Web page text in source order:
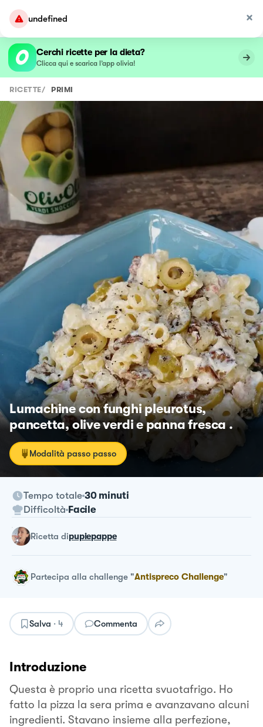
undefined
Cerchi ricette per la dieta?
Clicca qui e scarica l’app olivia!
RICETTE/ PRIMI
Lumachine con funghi pleurotus,
pancetta, olive verdi e panna fresca .
Modalità passo passo
Tempo totale 30 minuti
Difficoltà Facile
ricetta dipupiepappe
Partecipa alla challenge "Antispreco Challenge"
Salva · 4 Commenta
Introduzione
Questa è proprio una ricetta svuotafrigo. Ho
fatto la pizza la sera prima e avanzavano alcuni
ingredienti. Stavano insieme alla perfezione,